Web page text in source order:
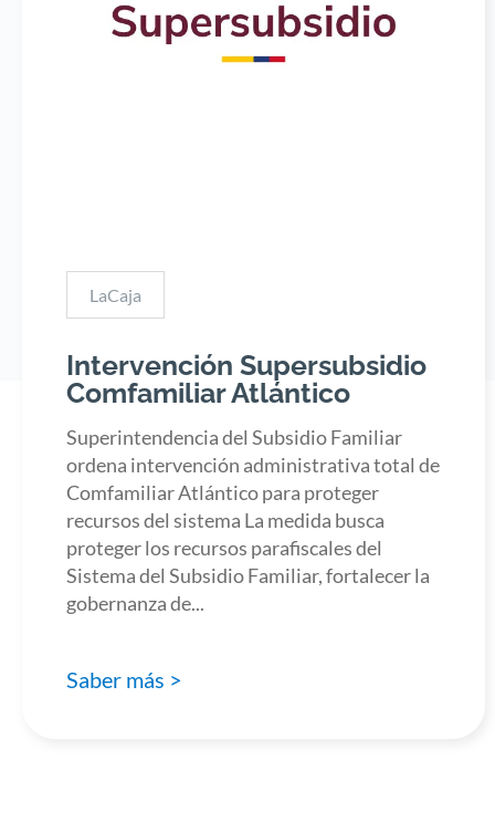
LaCaja
Intervención Supersubsidio
Comfamiliar Atlántico
Superintendencia del Subsidio Familiar
ordena intervención administrativa total de
Comfamiliar Atlántico para proteger
recursos del sistema La medida busca
proteger los recursos parafiscales del
Sistema del Subsidio Familiar, fortalecer la
gobernanza de...
Saber más >